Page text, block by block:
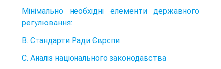
Мінімально необхідні елементи державного
регулювання:
B. Стандарти Ради Європи
C. Аналіз національного законодавства